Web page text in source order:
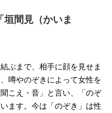
垣間見（かいま
ぶまで、相手に顔を見せま
噂やのぞきによって女性を
こえ・音」と言い、「のぞ
ます。今は「のぞき」は性